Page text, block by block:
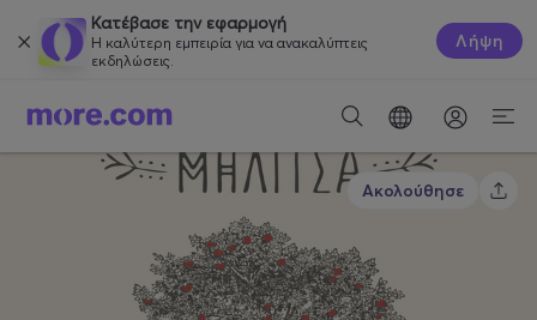
Κατέβασε την εφαρμογή
Η καλύτερη εμπειρία για να ανακαλύπτεις
εκδηλώσεις.
Λήψη
Ακολούθησε